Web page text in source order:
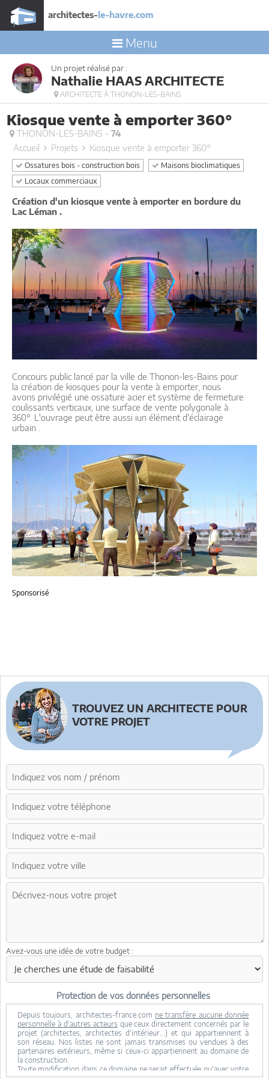
architectes- le-havre.com
Menu
Un projet réalisé par :
Nathalie HAAS ARCHITECTE
ARCHITECTE À THONON-LES-BAINS
Kiosque vente à emporter 360°
THONON-LES-BAINS - 74
Accueil
Projets Kiosque vente à emporter 360°
Ossatures bois - construction bois
Maisons bioclimatiques
Locaux commerciaux
Création d'un kiosque vente à emporter en bordure du
Lac Léman .
Concours public lancé par la ville de Thonon-les-Bains pour
la création de kiosques pour la vente à emporter, nous
avons privilégié une ossature acier et système de fermeture
coulissants verticaux, une surface de vente polygonale à
360°. L'ouvrage peut être aussi iun élément d'éclairage
urbain .
Sponsorisé
TROUVEZ UN ARCHITECTE POUR
VOTRE PROJET
Avez-vous une idée de votre budget :
Protection de vos données personnelles
Depuis toujours, architectes-france.com ne transfère aucune donnée
personnelle à d'autres acteurs que ceux directement concernés par le
projet (architectes, architectes d'intérieur...) et qui appartiennent à
son réseau. Nos listes ne sont jamais transmises ou vendues à des
partenaires extérieurs, même si ceux-ci appartiennent au domaine de
la construction.
Toute modification dans ce domaine ne serait effectuée qu'avec votre